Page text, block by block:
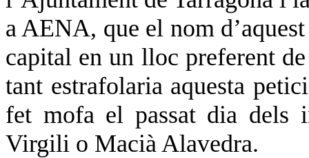
a AENA, que el nom
capital en un lloc preferent
tant estrafolaria aquesta
fet mofa el passat dia dels
Virgili o Macià Alavedra.